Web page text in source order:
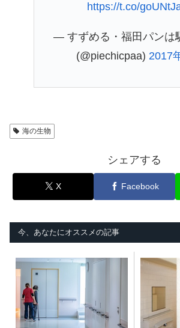
https://t.co/
— すずめる・福田パンは
(@piechicpaa) 2017
海の生物
シェアする
X Facebook
今、あなたにオススメの記事